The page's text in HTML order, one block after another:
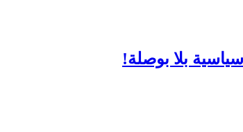
بلا بوصلة!